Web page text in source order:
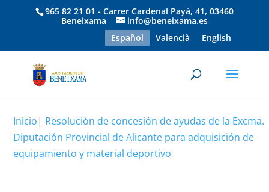
965 82 21 01 - Carrer Cardenal Payà, 41, 03460
Beneixama
info@beneixama.es
Español
Valencià English
Inicio| Resolución de concesión de ayudas de la Excma.
Diputación Provincial de Alicante para adquisición de
equipamiento y material deportivo